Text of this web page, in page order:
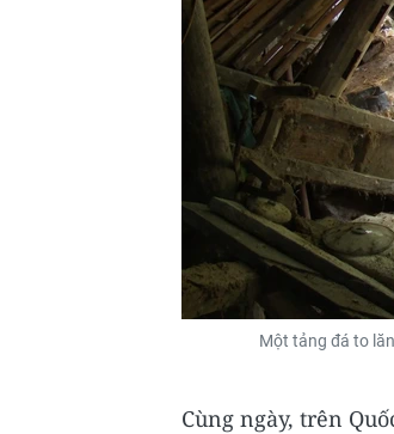
Một tảng đá to
Cùng ngày, trên